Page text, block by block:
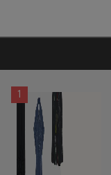
1